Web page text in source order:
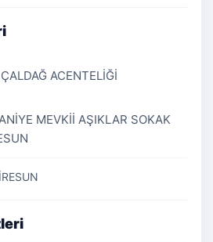
ACENTELİĞİ
MEVKİİ AŞIKLAR SOKAK